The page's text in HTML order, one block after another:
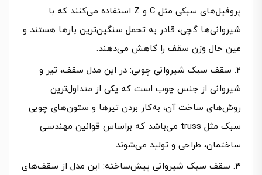
پروفیل‌های سبکی مثل C و Z استفاده می‌کنند که با
شیروانی‌ها گچی، قادر به تحمل سنگین‌ترین بارها هستند و
عین حال وزن سقف را کاهش می‌دهند.
سقف سبک شیروانی چوبی: در این مدل سقف، تیر و
شیروانی از جنس چوب است که یکی از متداول‌ترین
روش‌های ساخت آن، به‌کار بردن تیرها و ستون‌های چوبی
سبک مثل truss می‌باشد که براساس قوانین مهندسی
ساختمان، طراحی و تولید می‌شوند.
سقف سبک شیروانی پیش‌ساخته: این مدل از سقف‌های